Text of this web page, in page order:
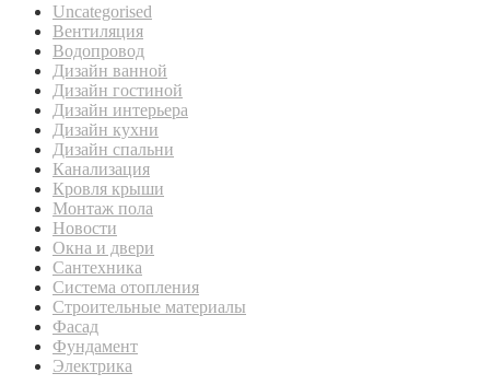
Uncategorised
Вентиляция
Водопровод
Дизайн ванной
Дизайн гостиной
Дизайн интерьера
Дизайн кухни
Дизайн спальни
Канализация
Кровля крыши
Монтаж пола
Новости
Окна и двери
Сантехника
Система отопления
Строительные материалы
Фасад
Фундамент
Электрика